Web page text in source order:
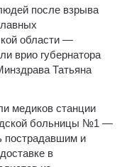
после взрыва
области —
врио губернатора
Татьяна
медиков станции
больницы №1 —
пострадавшим и
в